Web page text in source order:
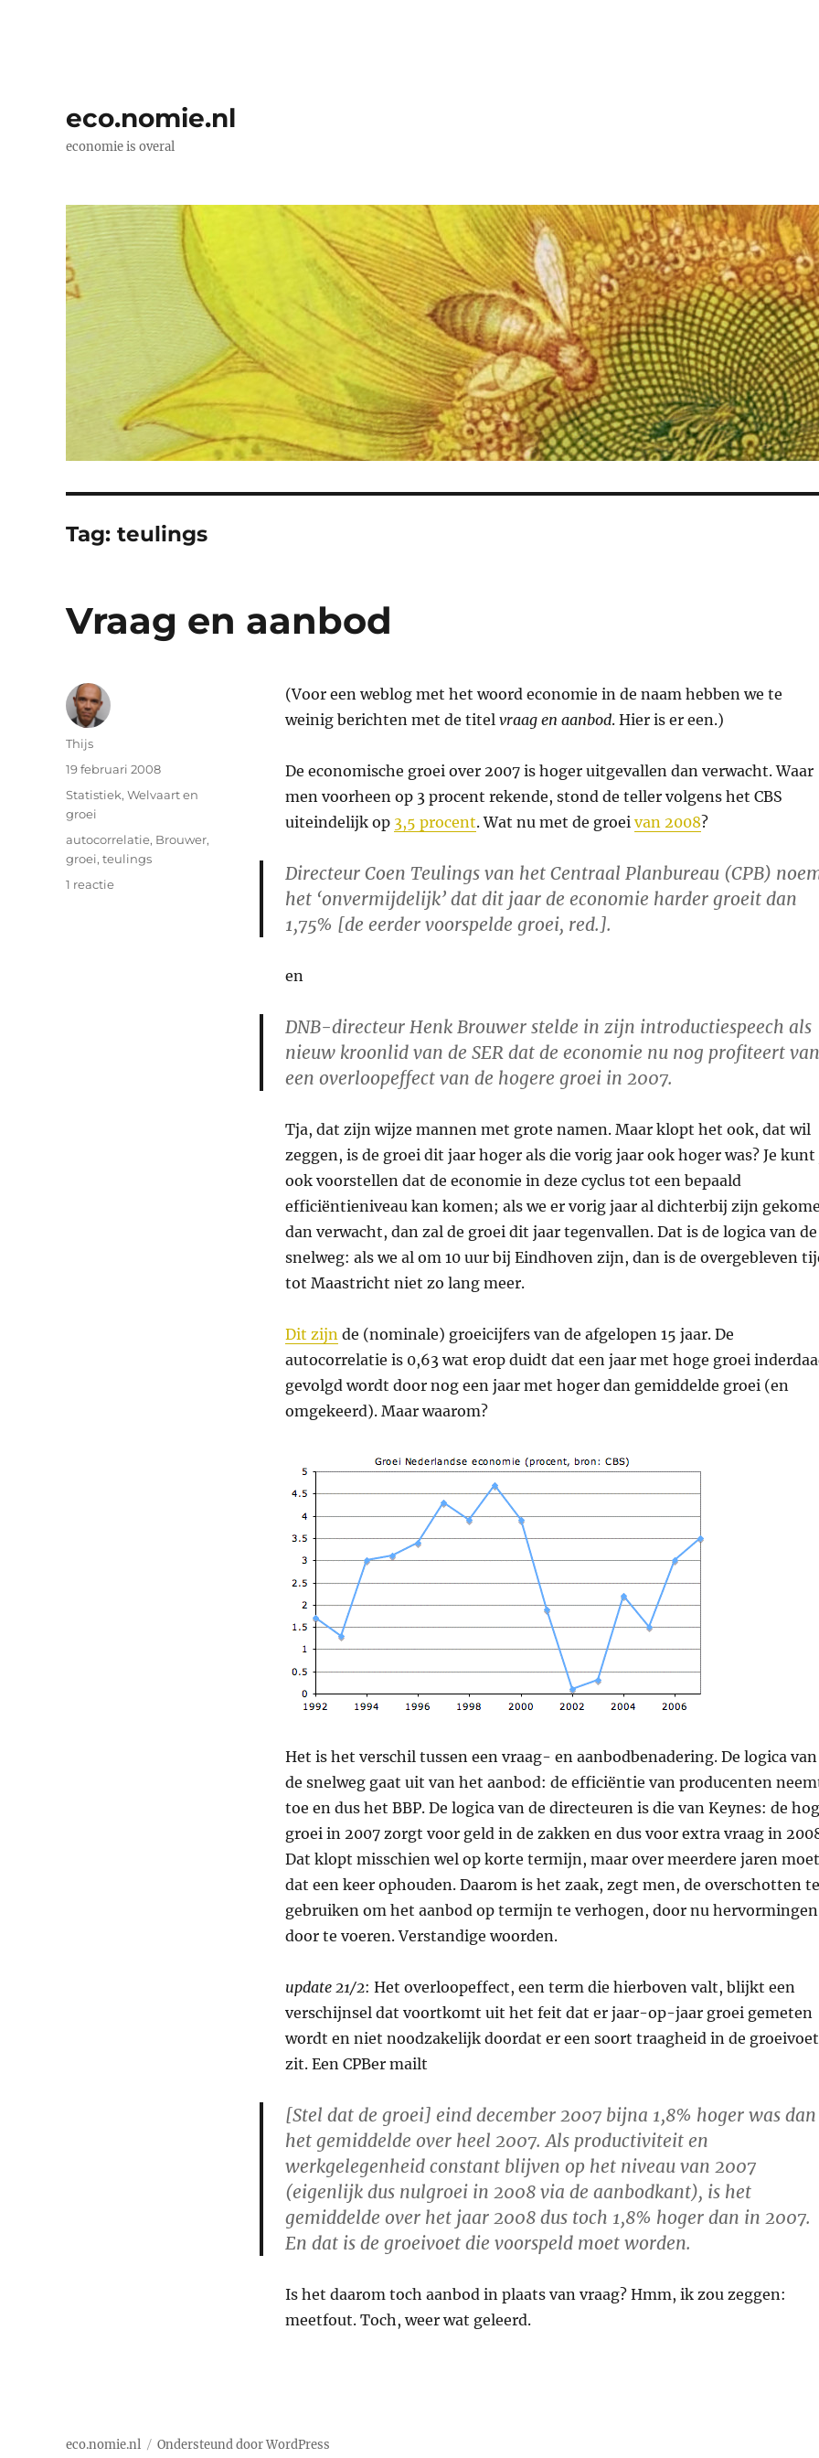
eco.nomie.nl
economie is overal
Tag: teulings
Vraag en aanbod
(Voor een weblog met het woord economie in de naam hebben we te
weinig berichten met de titel vraag en aanbod. Hier is er een.)
De economische groei over 2007 is hoger uitgevallen dan verwacht. Waar
men voorheen op 3 procent rekende, stond de teller volgens het CBS
uiteindelijk op 3,5 procent. Wat nu met de groei van 2008?
Directeur Coen Teulings van het Centraal Planbureau (CPB)
het ‘onvermijdelijk’ dat dit jaar de economie harder groeit dan
1,75% [de eerder voorspelde groei, red.].
en
DNB-directeur Henk Brouwer stelde in zijn introductiespeech als
nieuw kroonlid van de SER dat de economie nu nog profiteert van
een overloopeffect van de hogere groei in 2007.
Tja, dat zijn wijze mannen met grote namen. Maar klopt het ook, dat wil
zeggen, is de groei dit jaar hoger als die vorig jaar ook hoger was? Je kunt
ook voorstellen dat de economie in deze cyclus tot een bepaald
efficiëntieniveau kan komen; als we er vorig jaar al dichterbij zijn
dan verwacht, dan zal de groei dit jaar tegenvallen. Dat is de logica van de
snelweg: als we al om 10 uur bij Eindhoven zijn, dan is de overgebleven
tot Maastricht niet zo lang meer.
Dit zijn de (nominale) groeicijfers van de afgelopen 15 jaar. De
autocorrelatie is 0,63 wat erop duidt dat een jaar met hoge groei
gevolgd wordt door nog een jaar met hoger dan gemiddelde groei (en
omgekeerd). Maar waarom?
Het is het verschil tussen een vraag- en aanbodbenadering. De logica van
de snelweg gaat uit van het aanbod: de efficiëntie van producenten
toe en dus het BBP. De logica van de directeuren is die van Keynes: de
groei in 2007 zorgt voor geld in de zakken en dus voor extra vraag in
Dat klopt misschien wel op korte termijn, maar over meerdere jaren moet
dat een keer ophouden. Daarom is het zaak, zegt men, de overschotten te
gebruiken om het aanbod op termijn te verhogen, door nu hervormingen
door te voeren. Verstandige woorden.
update 21/2: Het overloopeffect, een term die hierboven valt, blijkt een
verschijnsel dat voortkomt uit het feit dat er jaar-op-jaar groei gemeten
wordt en niet noodzakelijk doordat er een soort traagheid in de groeivoet
zit. Een CPBer mailt
[Stel dat de groei] eind december 2007 bijna 1,8% hoger was dan
het gemiddelde over heel 2007. Als productiviteit en
werkgelegenheid constant blijven op het niveau van 2007
(eigenlijk dus nulgroei in 2008 via de aanbodkant), is het
gemiddelde over het jaar 2008 dus toch 1,8% hoger dan in 2007.
En dat is de groeivoet die voorspeld moet worden.
Is het daarom toch aanbod in plaats van vraag? Hmm, ik zou zeggen:
meetfout. Toch, weer wat geleerd.
Auteur
Thijs
Geplaatst
19 februari 2008
Categorieën
Statistiek, Welvaart en
groei
Tags
autocorrelatie, Brouwer,
groei, teulings
1 reactieop
eco.nomie.nl Ondersteund door WordPress